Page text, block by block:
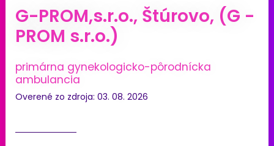
G-PROM,s.r.o., Štúrovo, (G -
PROM s.r.o.)
primárna gynekologicko-pôrodnícka
ambulancia
Overené zo zdroja: 03. 08. 2026